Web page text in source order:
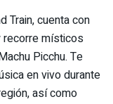
Train, cuenta con
recorre místicos
Picchu. Te
en vivo durante
así como